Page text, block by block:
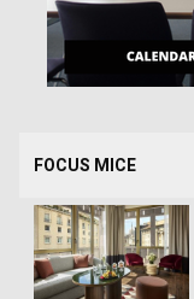
FOCUS MICE